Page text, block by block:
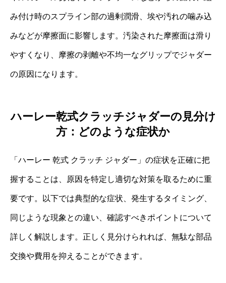
み付け時のスプライン部の過剰潤滑、埃や汚れの噛み込
みなどが摩擦面に影響します。汚染された摩擦面は滑り
やすくなり、摩擦の剥離や不均一なグリップでジャダー
の原因になります。
ハーレー乾式クラッチジャダーの見分け
方：どのような症状か
「ハーレー 乾式 クラッチ ジャダー」の症状を正確に把
握することは、原因を特定し適切な対策を取るために重
要です。以下では典型的な症状、発生するタイミング、
同じような現象との違い、確認すべきポイントについて
詳しく解説します。正しく見分けられれば、無駄な部品
交換や費用を抑えることができます。